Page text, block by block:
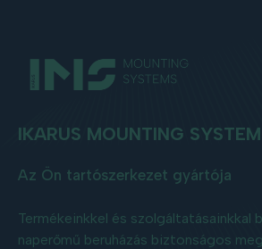
IKARUS MOUNTING
Az Ön tartószerkezet gyártója
Termékeinkkel és szolgáltatásainkkal
naperőmű beruházás biztonságos